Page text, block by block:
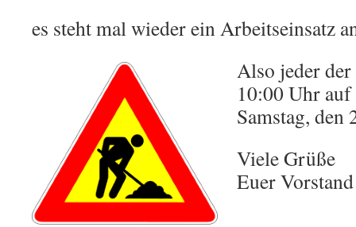
es steht mal wieder ein Arbeitseinsatz
Also jeder
10:00 Uhr
Samstag, den
Viele Grüße
Euer Vorstand